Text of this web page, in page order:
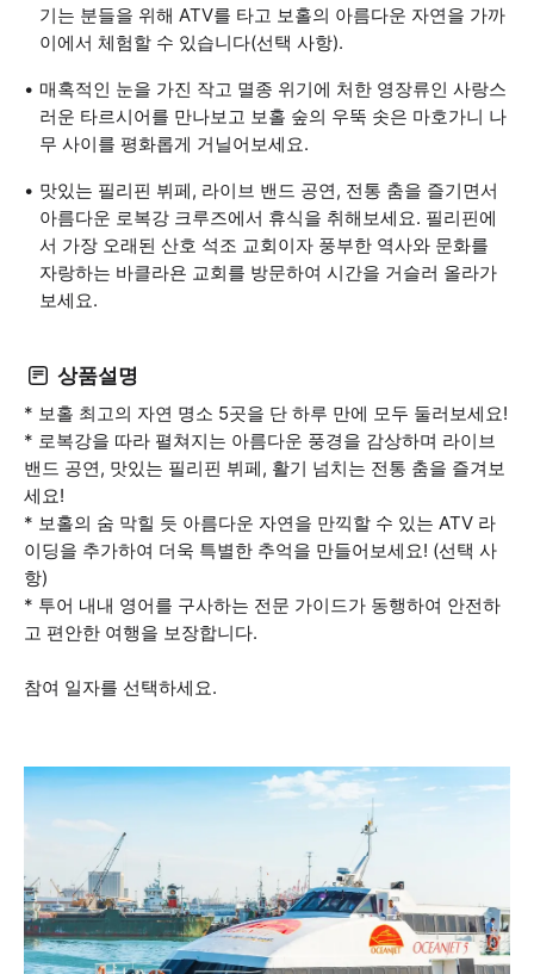
기는 분들을 위해 ATV를 타고 보홀의 아름다운 자연을 가까
이에서 체험할 수 있습니다(선택 사항).
매혹적인 눈을 가진 작고 멸종 위기에 처한 영장류인 사랑스
러운 타르시어를 만나보고 보홀 숲의 우뚝 솟은 마호가니 나
무 사이를 평화롭게 거닐어보세요.
맛있는 필리핀 뷔페, 라이브 밴드 공연, 전통 춤을 즐기면서
아름다운 로복강 크루즈에서 휴식을 취해보세요. 필리핀에
서 가장 오래된 산호 석조 교회이자 풍부한 역사와 문화를
자랑하는 바클라욘 교회를 방문하여 시간을 거슬러 올라가
보세요.
상품설명
* 보홀 최고의 자연 명소 5곳을 단 하루 만에 모두 둘러보세요!
* 로복강을 따라 펼쳐지는 아름다운 풍경을 감상하며 라이브
밴드 공연, 맛있는 필리핀 뷔페, 활기 넘치는 전통 춤을 즐겨보
세요!
* 보홀의 숨 막힐 듯 아름다운 자연을 만끽할 수 있는 ATV 라
이딩을 추가하여 더욱 특별한 추억을 만들어보세요! (선택 사
항)
* 투어 내내 영어를 구사하는 전문 가이드가 동행하여 안전하
고 편안한 여행을 보장합니다.
참여 일자를 선택하세요.